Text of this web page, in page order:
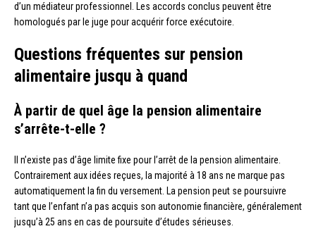
d’un médiateur professionnel. Les accords conclus peuvent être
homologués par le juge pour acquérir force exécutoire.
Questions fréquentes sur pension
alimentaire jusqu à quand
À partir de quel âge la pension alimentaire
s’arrête-t-elle ?
Il n’existe pas d’âge limite fixe pour l’arrêt de la pension alimentaire.
Contrairement aux idées reçues, la majorité à 18 ans ne marque pas
automatiquement la fin du versement. La pension peut se poursuivre
tant que l’enfant n’a pas acquis son autonomie financière, généralement
jusqu’à 25 ans en cas de poursuite d’études sérieuses.